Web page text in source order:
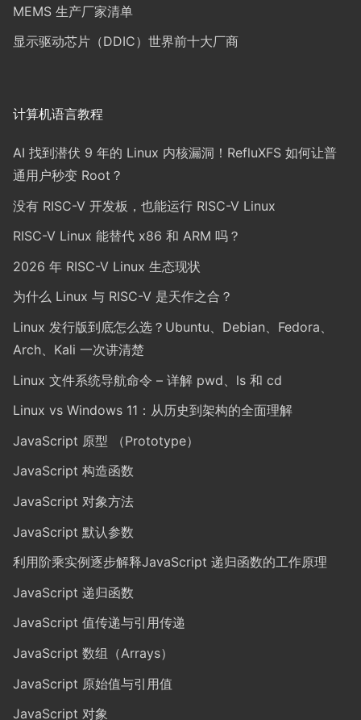
MEMS 生产厂家清单
显示驱动芯片（DDIC）世界前十大厂商
计算机语言教程
AI 找到潜伏 9 年的 Linux 内核漏洞！RefluXFS 如何让普
通用户秒变 Root？
没有 RISC-V 开发板，也能运行 RISC-V Linux
RISC-V Linux 能替代 x86 和 ARM 吗？
2026 年 RISC-V Linux 生态现状
为什么 Linux 与 RISC-V 是天作之合？
Linux 发行版到底怎么选？Ubuntu、Debian、Fedora、
Arch、Kali 一次讲清楚
Linux 文件系统导航命令 – 详解 pwd、ls 和 cd
Linux vs Windows 11：从历史到架构的全面理解
JavaScript 原型 （Prototype）
JavaScript 构造函数
JavaScript 对象方法
JavaScript 默认参数
利用阶乘实例逐步解释JavaScript 递归函数的工作原理
JavaScript 递归函数
JavaScript 值传递与引用传递
JavaScript 数组（Arrays）
JavaScript 原始值与引用值
JavaScript 对象